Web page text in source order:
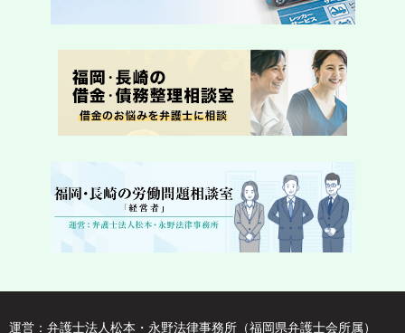
運営：弁護士法人松本・永野法律事務所（福岡県弁護士会所属）